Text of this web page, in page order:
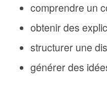
comprendre un
obtenir des
structurer une
générer des